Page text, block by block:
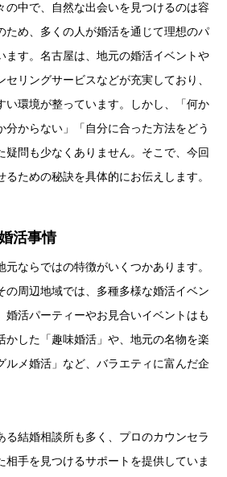
の中で、自然な出会いを見つけるのは容
ため、多くの人が婚活を通じて理想のパ
ます。名古屋は、地元の婚活イベントや
リングサービスなどが充実しており、
い環境が整っています。しかし、「何か
分からない」「自分に合った方法をどう
疑問も少なくありません。そこで、今回
ための秘訣を具体的にお伝えします。
活事情
ならではの特徴がいくつかあります。
の周辺地域では、多種多様な婚活イベン
婚活パーティーやお見合いイベントはも
かした「趣味婚活」や、地元の名物を楽
ルメ婚活」など、バラエティに富んだ企
る結婚相談所も多く、プロのカウンセラ
相手を見つけるサポートを提供していま